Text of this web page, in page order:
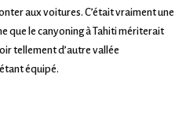
aux voitures. C’était vraiment une
que le canyoning à Tahiti mériterait
tellement d’autre vallée
équipé.